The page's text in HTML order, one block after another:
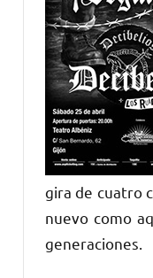
gira de cuatro
nuevo como
generaciones.